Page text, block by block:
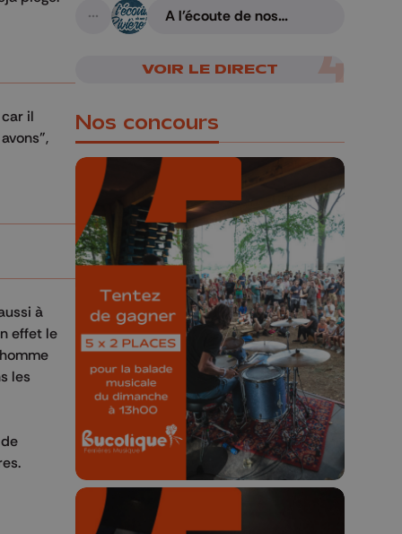
il
à
effet le
les
A suivre
A l'écoute de nos
VOIR LE DIRECT
Nos concours
🎁 Gagnez 5x2
places pour le
Bucolique Ferrières
Festival 🌿🎶
Concours valable jusqu'au 9 août,
23h59.